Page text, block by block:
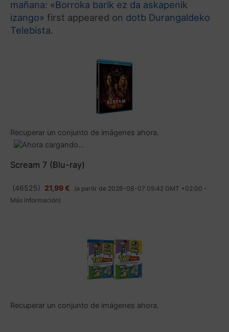
mañana: «Borroka barik ez da askapenik
izango» first appeared on dotb Durangaldeko
Telebista.
Recuperar un conjunto de imágenes ahora.
Scream 7 (Blu-ray)
(46525) 21,99 €
(a partir de 2026-08-07 05:42 GMT +02:00 -
Más información)
Recuperar un conjunto de imágenes ahora.